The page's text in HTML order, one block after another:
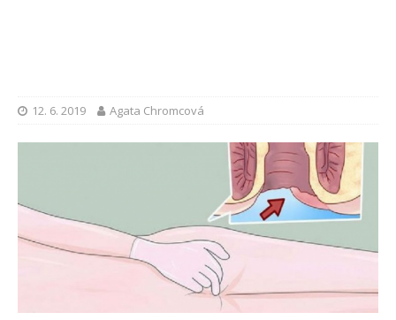
12. 6. 2019 Agata Chromcová